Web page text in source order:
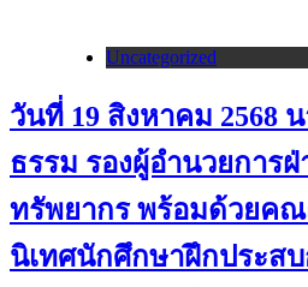
Uncategorized
วันที่ 19 สิงหาคม 2568
ธรรม รองผู้อำนวยการ
ทรัพยากร พร้อมด้วยคณ
นิเทศนักศึกษาฝึกประส